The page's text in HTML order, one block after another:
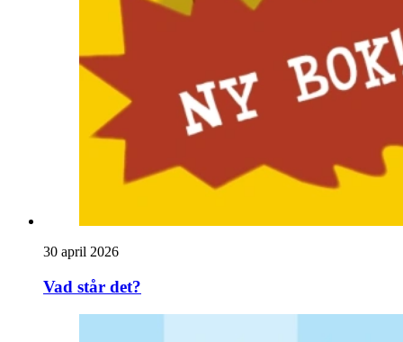
30 april 2026
Vad står det?